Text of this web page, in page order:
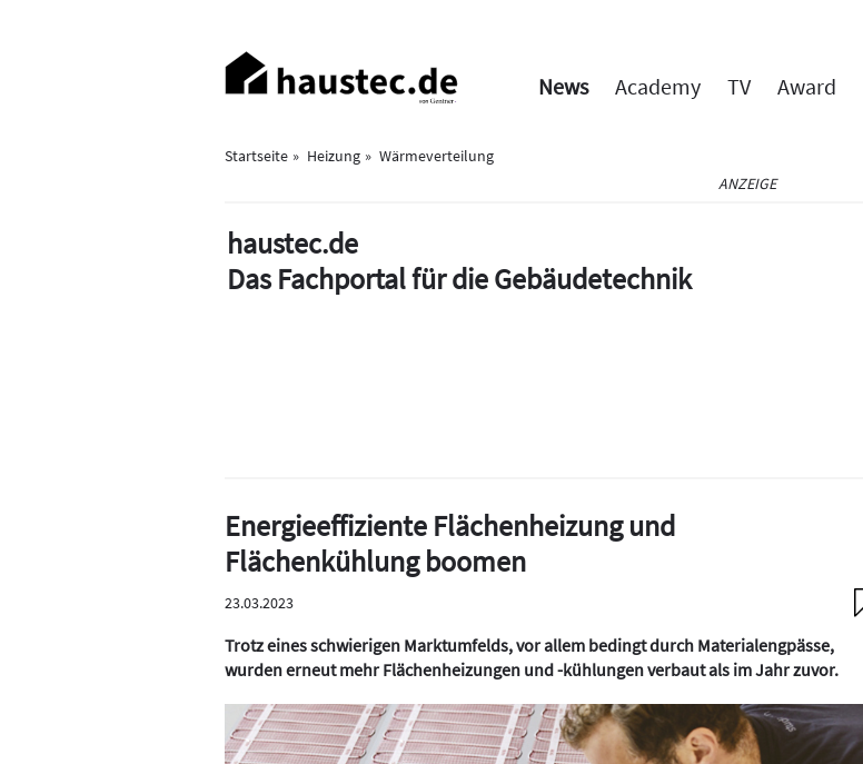
Haupt-
Navigation
News Academy TV Award
Startseite Heizung
Wärmeverteilung
ANZEIGE
haustec.de
Das Fachportal für die Gebäudetechnik
Energieeffiziente Flächenheizung und
Flächenkühlung boomen
23.03.2023
Trotz eines schwierigen Marktumfelds, vor allem bedingt durch Materialengpässe,
wurden erneut mehr Flächenheizungen und -kühlungen verbaut als im Jahr zuvor.